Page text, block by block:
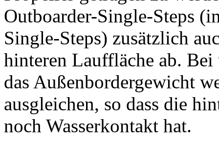
Outboarder-Single-Steps
Single-Steps) zusätzlich
hinteren Lauffläche ab.
das Außenbordergewicht
ausgleichen, so dass die
noch Wasserkontakt hat.